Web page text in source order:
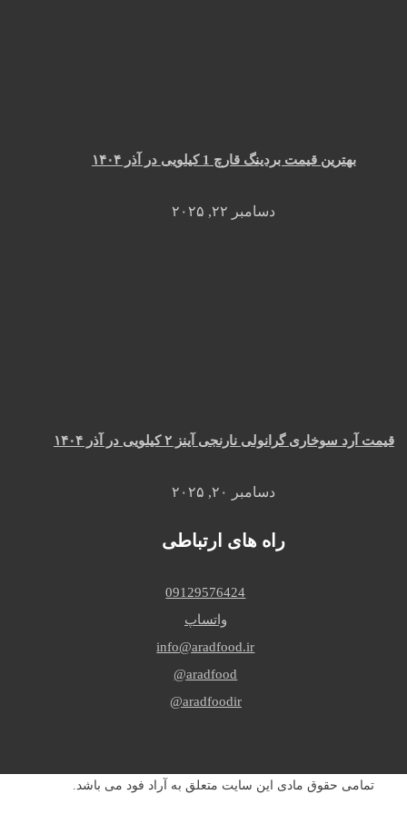
بهترین قیمت بردینگ قارچ 1 کیلویی در آذر ۱۴۰۴
دسامبر ۲۲, ۲۰۲۵
قیمت آرد سوخاری گرانولی نارنجی آینز ۲ کیلویی در آذر ۱۴۰۴
دسامبر ۲۰, ۲۰۲۵
راه های ارتباطی
09129576424
واتساپ
info@aradfood.ir
aradfood@
aradfoodir@
تمامی حقوق مادی این سایت متعلق به آراد فود می باشد.